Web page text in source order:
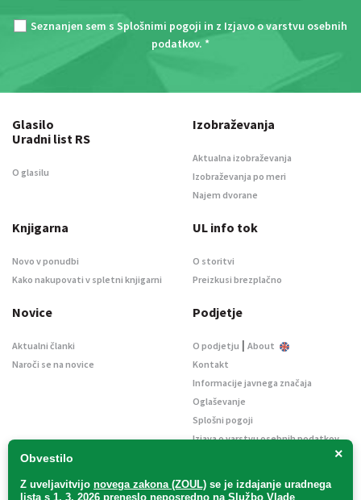
Seznanjen sem s Splošnimi pogoji in z Izjavo o varstvu osebnih
podatkov. *
×
Obvestilo
Z uveljavitvijo novega zakona (ZOUL) se je izdajanje uradnega
lista s 1. 3. 2026 preneslo neposredno na Službo Vlade
Glasilo
Uradni list RS
O glasilu
Izobraževanja
Aktualna izobraževanja
Izobraževanja po meri
Najem dvorane
Knjigarna
Novo v ponudbi
Kako nakupovati v spletni knjigarni
UL info tok
O storitvi
Preizkusi brezplačno
Novice
Aktualni članki
Naroči se na novice
Podjetje
O podjetju | About
Kontakt
Informacije javnega značaja
Oglaševanje
Splošni pogoji
Izjava o varstvu osebnih podatkov